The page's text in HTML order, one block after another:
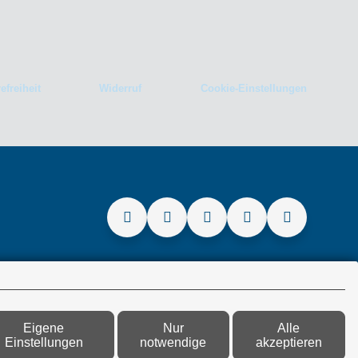
Eigene
Einstellungen
Nur
notwendige
Alle
akzeptieren
Widerruf Cookie-Einstellungen